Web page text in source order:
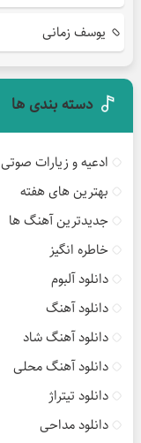
یوسف زمانی
دسته بندی ها
ادعیه و زیارات صوتی
بهترین های هفته
جدیدترین آهنگ ها
خاطره انگیز
دانلود آلبوم
دانلود آهنگ
دانلود آهنگ شاد
دانلود آهنگ محلی
دانلود تیتراژ
دانلود مداحی